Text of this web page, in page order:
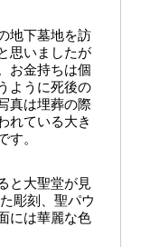
地下墓地を訪
思いましたが
お金持ちは個
ように死後の
真は埋葬の際
れている大き
す。
と大聖堂が見
彫刻、聖パウ
には華麗な色